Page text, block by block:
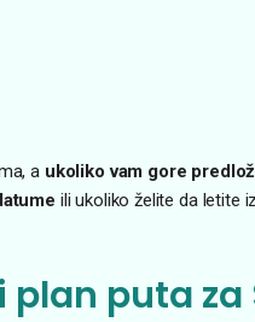
a ukoliko vam gore
ili ukoliko želite da letite
plan puta za